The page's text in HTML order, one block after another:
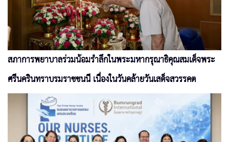
สภาการพยาบาลร่วมน้อมรำลึกในพระมหากรุณาธิคุณสมเด็จพระ
ศรีนครินทราบรมราชชนนี เนื่องในวันคล้ายวันเสด็จสวรรคต